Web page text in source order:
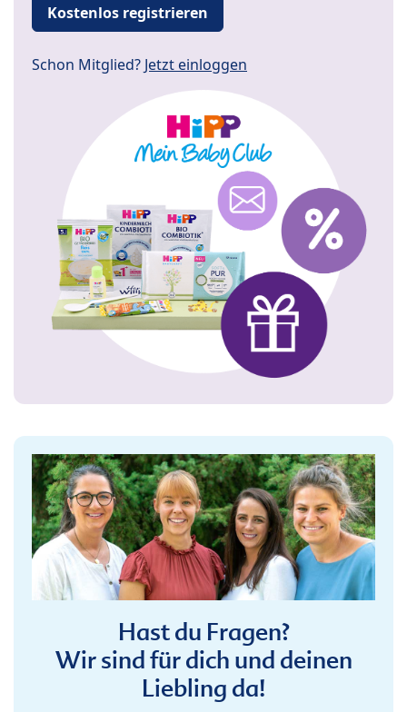
Kostenlos registrieren
Schon Mitglied? Jetzt einloggen
Hast du Fragen?
Wir sind für dich und deinen
Liebling da!